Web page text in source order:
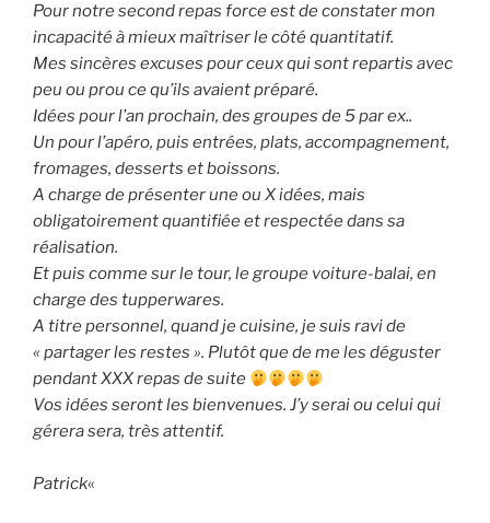
Pour notre second repas force est de constater mon
incapacité à mieux maîtriser le côté quantitatif.
Mes sincères excuses pour ceux qui sont repartis avec
peu ou prou ce qu’ils avaient préparé.
Idées pour l’an prochain, des groupes de 5 par ex..
Un pour l’apéro, puis entrées, plats, accompagnement,
fromages, desserts et boissons.
A charge de présenter une ou X idées, mais
obligatoirement quantifiée et respectée dans sa
réalisation.
Et puis comme sur le tour, le groupe voiture-balai, en
charge des tupperwares.
A titre personnel, quand je cuisine, je suis ravi de
« partager les restes ». Plutôt que de me les déguster
pendant XXX repas de suite
Vos idées seront les bienvenues. J’y serai ou celui qui
gérera sera, très attentif.
Patrick«